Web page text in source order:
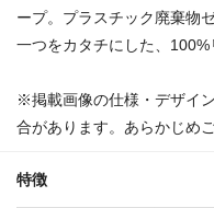
ープ。プラスチック廃棄物
一つをカタチにした、100%
※掲載画像の仕様・デザイ
合があります。あらかじめ
特徴